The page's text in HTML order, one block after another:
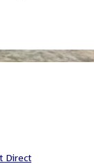
Direct